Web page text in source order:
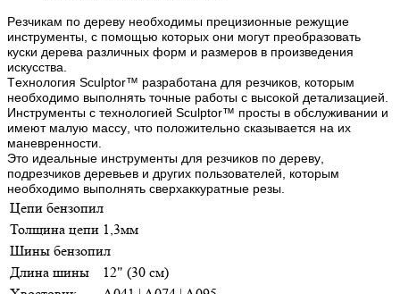
Резчикам по дереву необходимы прецизионные режущие
инструменты, с помощью которых они могут преобразовать
куски дерева различных форм и размеров в произведения
искусства.
Технология Sculptor™ разработана для резчиков, которым
необходимо выполнять точные работы с высокой детализацией.
Инструменты с технологией Sculptor™ просты в обслуживании и
имеют малую массу, что положительно сказывается на их
маневренности.
Это идеальные инструменты для резчиков по дереву,
подрезчиков деревьев и других пользователей, которым
необходимо выполнять сверхаккуратные резы.
Цепи бензопил
Толщина цепи 1,3мм
Шины бензопил
Длина шины
12" (30 см)